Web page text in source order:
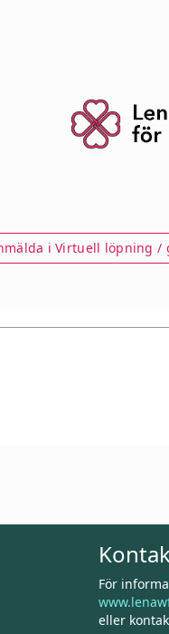
i Virtuell löpning /
För
eller